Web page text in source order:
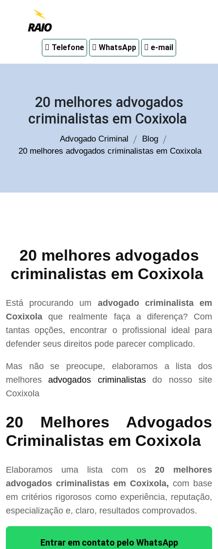
em
Telefone WhatsApp e-mail
20 melhores advogados
criminalistas em Coxixola
Advogado Criminal
Blog
20 melhores advogados criminalistas em Coxixola
20 melhores advogados
criminalistas em Coxixola
Está procurando um advogado criminalista em
Coxixola que realmente faça a diferença? Com
tantas opções, encontrar o profissional ideal para
defender seus direitos pode parecer complicado.
Mas não se preocupe, elaboramos a lista dos
melhoresadvogados criminalistasdo nosso site
Coxixola
20 Melhores Advogados
Criminalistas em Coxixola
Elaboramos uma lista com os 20 melhores
advogados criminalistas em Coxixola, com base
em critérios rigorosos como experiência, reputação,
especialização e, claro, resultados comprovados.
Entrar em contato pelo WhatsApp